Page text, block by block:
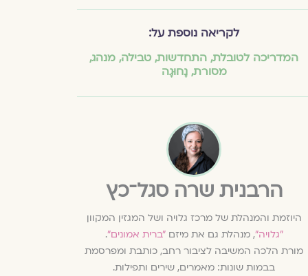
לקריאה נוספת על:
המדריכה לטובלת, התחדשות, טבילה, מנהג,
מסורת,נָחוּגָה
הרבנית שרה סגל־כץ
היוזמת והמנהלת של מרכז גלויה ושל המגזין המקוון
״גלויה״, מנהלת גם את מיזם״ברית אמונים״.
מורת הלכה המשיבה לציבור רחב, כותבת ומפרסמת
בבמות שונות: מאמרים, שירים ותפילות.